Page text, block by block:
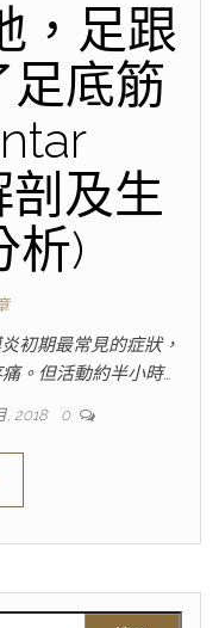
，足跟
足底筋
剖及生
析)
初期最常見的症狀，
。但活動約半小時…
, 2018 0